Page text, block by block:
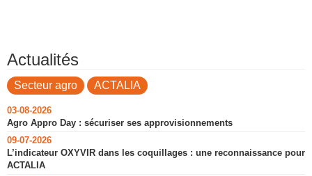
Actualités
Secteur agro ACTALIA
03-08-2026
Agro Appro Day : sécuriser ses approvisionnements
09-07-2026
L’indicateur OXYVIR dans les coquillages : une reconnaissance pour
ACTALIA